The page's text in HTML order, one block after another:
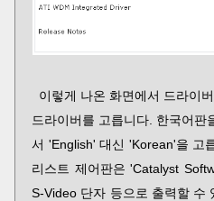
이렇게 나온 화면에서 드라이
드라이버를 고릅니다. 한국어판
서 'English' 대신 'Korean'을 고
리스트 제어판은 'Catalyst
S-Video 단자 등으로 출력할 수